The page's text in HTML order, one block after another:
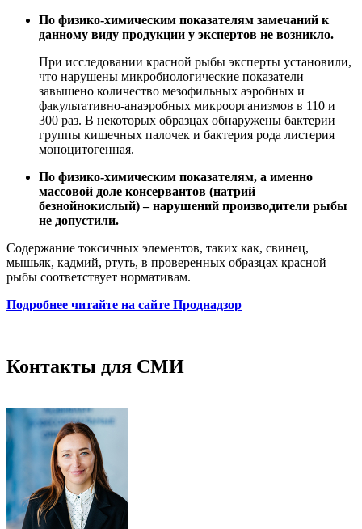
По физико-химическим показателям замечаний к
данному виду продукции у экспертов не возникло.
При исследовании красной рыбы эксперты установили,
что нарушены микробиологические показатели –
завышено количество мезофильных аэробных и
факультативно-анаэробных микроорганизмов в 110 и
300 раз. В некоторых образцах обнаружены бактерии
группы кишечных палочек и бактерия рода листерия
моноцитогенная.
По физико-химическим показателям, а именно
массовой доле консервантов (натрий
безнойнокислый) – нарушений производители рыбы
не допустили.
Содержание токсичных элементов, таких как, свинец,
мышьяк, кадмий, ртуть, в проверенных образцах красной
рыбы соответствует нормативам.
Подробнее читайте на сайте Проднадзор
Контакты для СМИ